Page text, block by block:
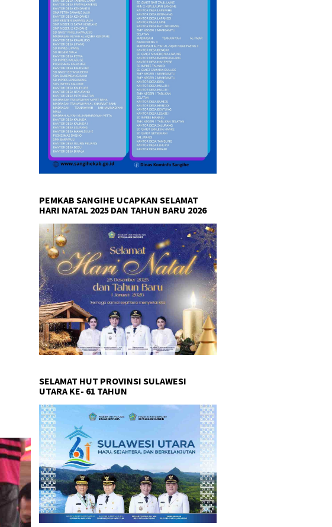
PEMKAB SANGIHE UCAPKAN SELAMAT
HARI NATAL 2025 DAN TAHUN BARU 2026
SELAMAT HUT PROVINSI SULAWESI
UTARA KE- 61 TAHUN